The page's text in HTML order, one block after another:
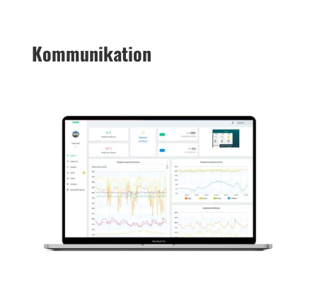
Kom­mu­ni­ka­tion